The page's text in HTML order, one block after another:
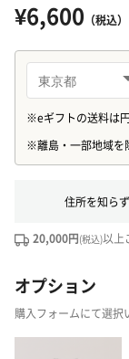
¥6,600 （税込）
住所を知ら
20,000円(税込)以上
オプション
購入フォームにて選択